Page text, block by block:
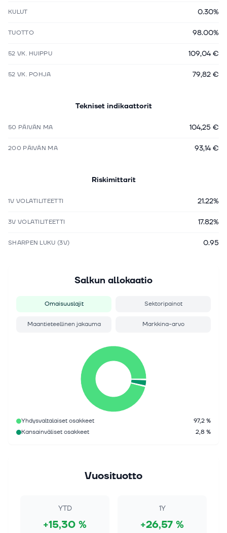
KULUT 0.30%
TUOTTO 98.00%
52 VK. HUIPPU 109,04 €
52 VK. POHJA 79,82 €
Tekniset indikaattorit
50 PÄIVÄN MA 104,25 €
200 PÄIVÄN MA 93,14 €
Riskimittarit
1V VOLATILITEETTI 21.22%
3V VOLATILITEETTI 17.82%
SHARPEN LUKU (3V) 0.95
Salkun allokaatio
Omaisuuslajit Sektoripainot
Maantieteellinen jakauma Markkina-arvo
Yhdysvaltalaiset osakkeet
97,2 %
Kansainväliset osakkeet
2,8 %
Vuosituotto
YTD
+15,30 %
1Y
+26,57 %